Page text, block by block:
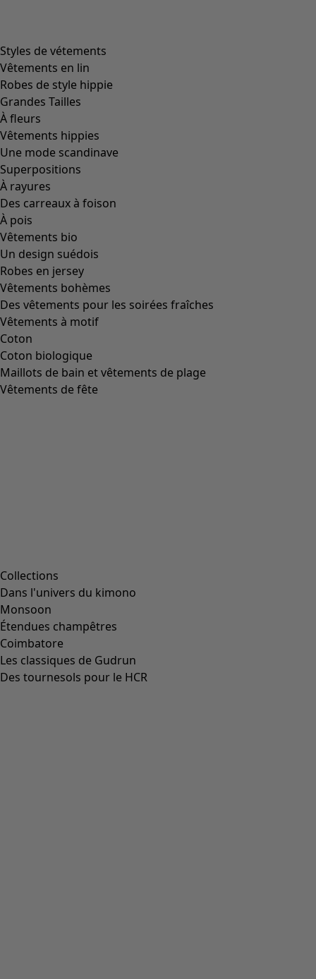
Styles de vétements
Vêtements en lin
Robes de style hippie
Grandes Tailles
À fleurs
Vêtements hippies
Une mode scandinave
Superpositions
À rayures
Des carreaux à foison
À pois
Vêtements bio
Un design suédois
Robes en jersey
Vêtements bohèmes
Des vêtements pour les soirées fraîches
Vêtements à motif
Coton
Coton biologique
Maillots de bain et vêtements de plage
Vêtements de fête
Collections
Dans l'univers du kimono
Monsoon
Étendues champêtres
Coimbatore
Les classiques de Gudrun
Des tournesols pour le HCR